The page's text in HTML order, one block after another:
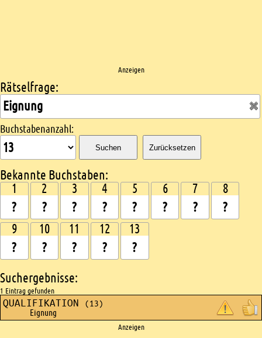
Anzeigen
Kreuzworträtsel suchen
Rätselfrage:
Buchstabenanzahl:
Suchen Zurücksetzen
Bekannte Buchstaben:
1 2 3 4 5 6 7 8
9 10 11 12 13
Suchergebnisse:
1 Eintrag gefunden
QUALIFIKATION (13)
Eignung
Anzeigen